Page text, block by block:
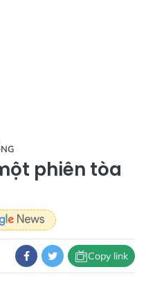
phiên tòa
Copy link